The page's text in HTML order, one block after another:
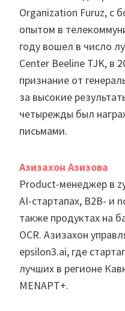
Organization Furuz, с
опытом в
году вошел в число
Center Beeline TJK, в
признание от
за высокие
четырежды был
письмами.
Азизахон Азизова
Product-менеджер в
AI-стартапах, B2B- и
также продуктах на
OCR. Азизахон
epsilon3.ai, где
лучших в регионе
MENAPT+.